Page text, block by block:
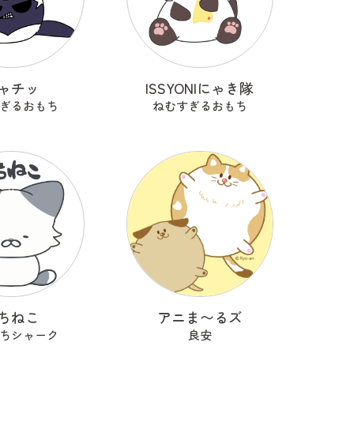
チッ
るおもち
ISSYONIにゃき隊
ねむすぎるおもち
ねこ
シャーク
アニま〜るズ
良安